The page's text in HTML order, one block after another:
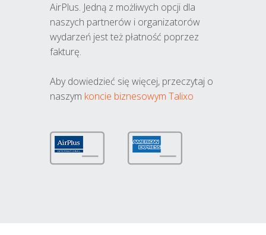
AirPlus. Jedną z możliwych opcji dla
naszych partnerów i organizatorów
wydarzeń jest też płatność poprzez
fakturę.
Aby dowiedzieć się więcej, przeczytaj o
naszym koncie biznesowym Talixo